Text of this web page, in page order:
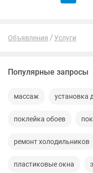
Объявления Услуги
Популярные запросы
массаж установка
поклейка обоев
ремонт холодильников
пластиковые окна